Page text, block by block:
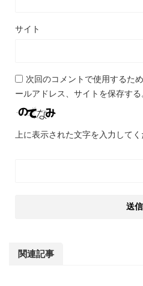
サイト
次回のコメントで使用するた
ールアドレス、サイトを保存する
上に表示された文字を入力してく
関連記事